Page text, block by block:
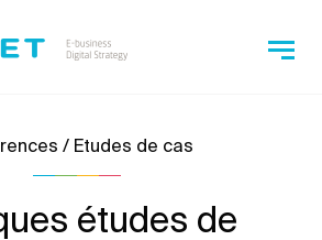
/ Etudes de cas
études de